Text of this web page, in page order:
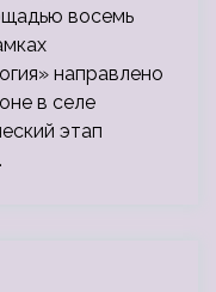
восемь
направлено
в селе
этап